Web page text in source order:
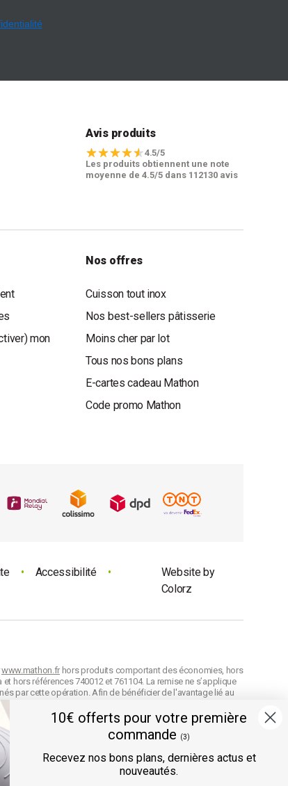
Avis produits
4.5/5
Les produits obtiennent une note
moyenne de 4.5/5 dans 112130 avis
mon
Nos offres
Cuisson tout inox
Nos best-sellers pâtisserie
Moins cher par lot
Tous nos bons plans
E-cartes cadeau Mathon
Code promo Mathon
• Accessibilité
•
Website by
Colorz
www.mathon.fr hors produits comportant des économies, hors
hors références 740012 et 761104. La remise ne s’applique
par cette opération. Afin de bénéficier de l'avantage lié au
ci. Conformément à nos
avec d’autres codes avantage et la remise est arrondie
prix de vente à tout moment et les produits seront facturés
au panier.
10€ offerts pour votre première
commande
(3)
Recevez nos bons plans, dernières actus et
nouveautés.